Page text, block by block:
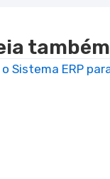
também